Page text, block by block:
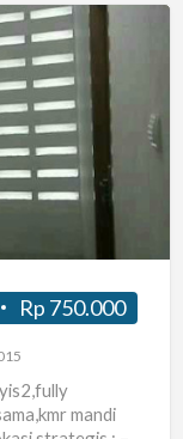
Rp 750.000
mandi